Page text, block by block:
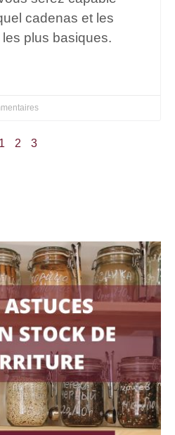
cadenas et les
plus basiques.
1 2 3